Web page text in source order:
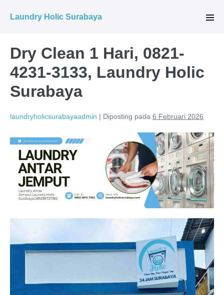
Laundry Holic Surabaya
Dry Clean 1 Hari, 0821-
4231-3133, Laundry Holic
Surabaya
laundryholicsurabayaadmin | Diposting pada 6 Februari 2026